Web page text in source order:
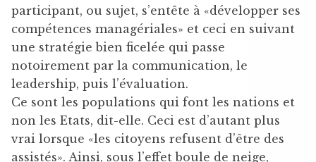
participant, ou sujet, s’entête à «développer ses
compétences managériales» et ceci en suivant
une stratégie bien ficelée qui passe
notoirement par la communication, le
leadership, puis l’évaluation.
Ce sont les populations qui font les nations et
non les Etats, dit-elle. Ceci est d’autant plus
vrai lorsque «les citoyens refusent d’être des
assistés». Ainsi, sous l’effet boule de neige,